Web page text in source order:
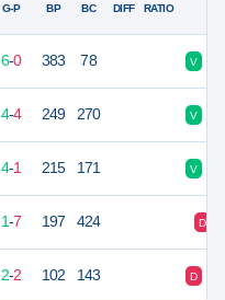
G-P BP BC DIFF RATIO
6-0 383 78 V
4-4 249 270 V
4-1 215 171 V
1-7 197 424 D
2-2 102 143 D